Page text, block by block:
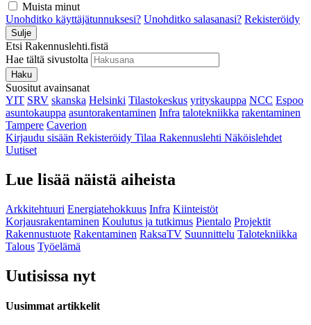
Muista minut
Unohditko käyttäjätunnuksesi? Unohditko salasanasi? Rekisteröidy
Sulje
Etsi Rakennuslehti.fistä
Hae tältä sivustolta
Haku
Suositut avainsanat
YIT SRV skanska Helsinki Tilastokeskus yrityskauppa NCC Espoo
asuntokauppa asuntorakentaminen Infra talotekniikka rakentaminen
Tampere Caverion
Kirjaudu sisään Rekisteröidy Tilaa Rakennuslehti Näköislehdet
Uutiset
Lue lisää näistä aiheista
Arkkitehtuuri Energiatehokkuus Infra Kiinteistöt
Korjausrakentaminen Koulutus ja tutkimus Pientalo Projektit
Rakennustuote Rakentaminen RaksaTV Suunnittelu Talotekniikka
Talous Työelämä
Uutisissa nyt
Uusimmat artikkelit